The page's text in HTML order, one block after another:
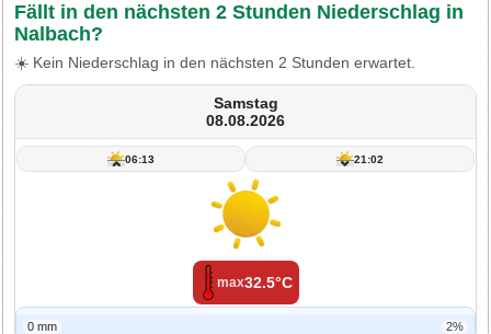
Fällt in den nächsten 2 Stunden Niederschlag in
Nalbach?
☀️ Kein Niederschlag in den nächsten 2 Stunden erwartet.
Samstag
08.08.2026
06:13 21:02
max32.5°C
0 mm 2%